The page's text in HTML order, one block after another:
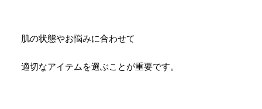
肌の状態やお悩みに合わせて
適切なアイテムを選ぶことが重要です。